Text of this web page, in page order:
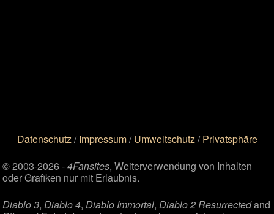
Datenschutz/Impressum/Umweltschutz/Privatsphäre
© 2003-2026 -4Fansites, Weiterverwendung von Inhalten
oder Grafiken nur mit Erlaubnis.
Diablo 3,Diablo 4,Diablo Immortal,Diablo 2 Resurrectedand